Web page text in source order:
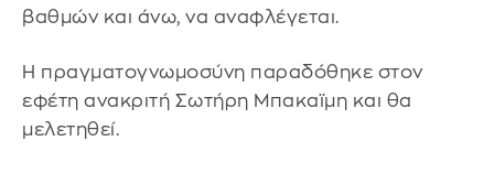
βαθμών και άνω, να αναφλέγεται.
Η πραγματογνωμοσύνη παραδόθηκε στον
εφέτη ανακριτή Σωτήρη Μπακαϊμη και θα
μελετηθεί.